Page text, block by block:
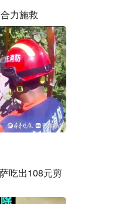
力施救
吃出108元剪